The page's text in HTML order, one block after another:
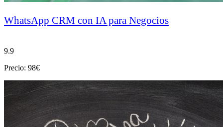
WhatsApp CRM con IA para Negocios
9.9
Precio: 98€